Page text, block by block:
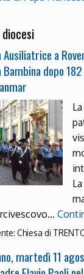
Ausiliatrice a
Bambina dopo
Chiesa di
martedì 11